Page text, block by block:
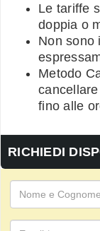
Le tariffe
doppia o
Non sono
Metodo
fino alle
RICHIEDI